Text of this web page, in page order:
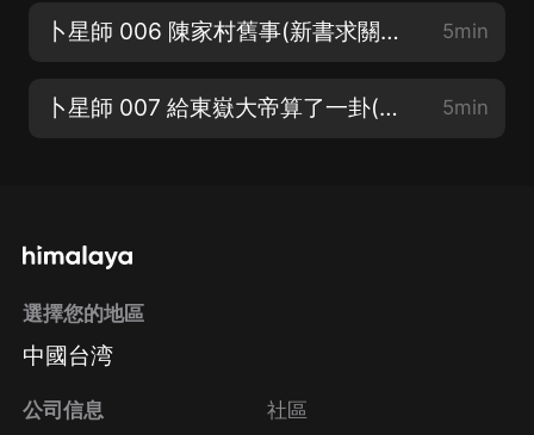
卜星師 006 陳家村舊事(新書求關注！) 5min
卜星師 007 給東嶽大帝算了一卦(新書求關注！) 5min
選擇您的地區
中國台湾
公司信息 社區